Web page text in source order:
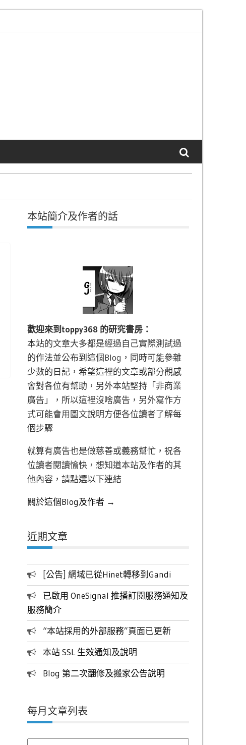
本站簡介及作者的話
歡迎來到toppy368 的研究書房：
本站的文章大多都是經過自己實際測試過
的作法並公布到這個Blog，同時可能參雜
少數的日記，希望這裡的文章或部分觀感
會對各位有幫助，另外本站堅持「非商業
廣告」，所以這裡沒啥廣告，另外寫作方
式可能會用圖文說明方便各位讀者了解每
個步驟
就算有廣告也是做慈善或義務幫忙，祝各
位讀者閱讀愉快，想知道本站及作者的其
他內容，請點選以下連結
關於這個Blog及作者 →
近期文章
[公告] 網域已從Hinet轉移到Gandi
已啟用 OneSignal 推播訂閱服務通知及
服務簡介
“本站採用的外部服務”頁面已更新
本站 SSL 生效通知及說明
Blog 第二次翻修及搬家公告說明
每月文章列表